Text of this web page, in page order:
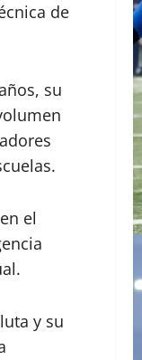
de
su
el
y su